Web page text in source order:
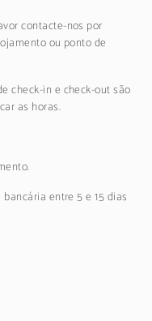
contacte-nos por
ou ponto de
check-in e check-out são
as horas.
entre 5 e 15 dias